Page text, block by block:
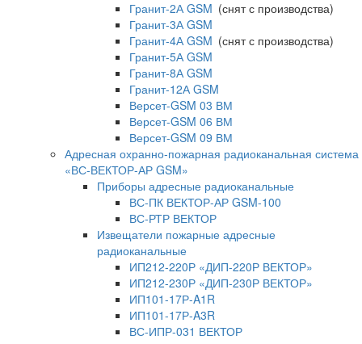
Гранит-2А GSM (снят с производства)
Гранит-3А GSM
Гранит-4А GSM (снят с производства)
Гранит-5А GSM
Гранит-8А GSM
Гранит-12А GSM
Версет-GSM 03 ВМ
Версет-GSM 06 ВМ
Версет-GSM 09 ВМ
Адресная охранно-пожарная радиоканальная система
«ВС-ВЕКТОР-АР GSM»
Приборы адресные радиоканальные
ВС-ПК ВЕКТОР-АР GSM-100
ВС-РТР ВЕКТОР
Извещатели пожарные адресные
радиоканальные
ИП212-220Р «ДИП-220Р ВЕКТОР»
ИП212-230Р «ДИП-230Р ВЕКТОР»
ИП101-17Р-A1R
ИП101-17Р-A3R
ВС-ИПР-031 ВЕКТОР